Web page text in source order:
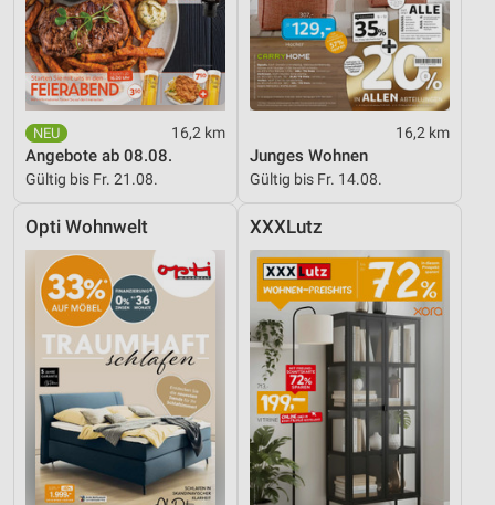
16,2 km
Angebote ab 08.08.
Gültig bis Fr. 21.08.
16,2 km
Junges Wohnen
Gültig bis Fr. 14.08.
Opti Wohnwelt XXXLutz